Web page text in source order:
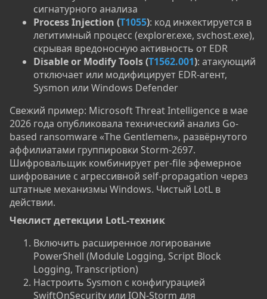
сигнатурного анализа
Process Injection (T1055): код инжектируется в
легитимный процесс (explorer.exe, svchost.exe),
скрывая вредоносную активность от EDR
Disable or Modify Tools (T1562.001): атакующий
отключает или модифицирует EDR-агент,
Sysmon или Windows Defender
Свежий пример: Microsoft Threat Intelligence в мае
2026 года опубликовала технический анализ Go-
based ransomware «The Gentlemen», развёрнутого
аффилиатами группировки Storm-2697.
Шифровальщик комбинирует per-file эфемерное
шифрование с агрессивной self-propagation через
штатные механизмы Windows. Чистый LotL в
действии.
Чеклист детекции LotL-техник​
Включить расширенное логирование
PowerShell (Module Logging, Script Block
Logging, Transcription)
Настроить Sysmon с конфигурацией
SwiftOnSecurity или ION-Storm для